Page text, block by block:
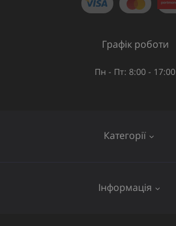
Категорії
Інформація
Графік роботи
Пн - Пт: 8:00 - 17:00